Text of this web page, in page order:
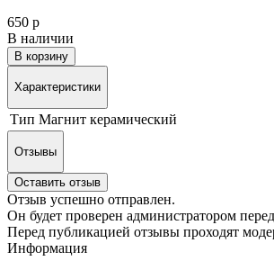
650 р
В наличии
В корзину
Характеристики
Тип Магнит керамический
Отзывы
Оставить отзыв
Отзыв успешно отправлен.
Он будет проверен администратором
Перед публикацией отзывы проходят
Информация